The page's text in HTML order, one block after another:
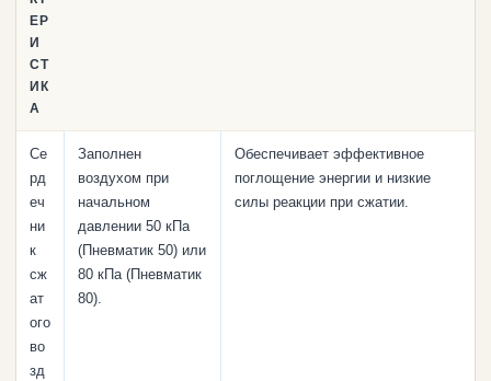
ЕР
И
СТ
ИК
А
Се
рд
еч
ни
к
сж
ат
ого
во
зд
Заполнен
воздухом при
начальном
давлении 50 кПа
(Пневматик 50) или
80 кПа (Пневматик
80).
Обеспечивает эффективное
поглощение энергии и низкие
силы реакции при сжатии.